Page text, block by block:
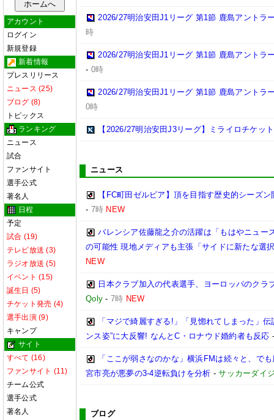
アカウント
ログイン
新規登録
新着情報
プレスリリース
ニュース (25)
ブログ (8)
トピックス
ランキング
ニュース
試合
ファンサイト
選手公式
著名人
日程
予定
試合 (19)
テレビ放送 (3)
ラジオ放送 (5)
イベント (15)
誕生日 (5)
チケット発売 (4)
選手出演 (9)
キャンプ
サイト
すべて (16)
ファンサイト (11)
チーム公式
選手公式
著名人
2026/27明治安田J1リーグ 第1節 鹿島アントラ
時
2026/27明治安田J1リーグ 第1節 鹿島アントラ
- 0時
2026/27明治安田J1リーグ 第1節 鹿島アントラ
0時
【2026/27明治安田J3リーグ】ミライロチケッ
ニュース
【FC町田ゼルビア】頂を目指す歴史的シーズ
- 7時 NEW
バレンシア佐藤龍之介の活躍は「もはやニュー
の可能性 現地メディアも主張「サイドに新たな選
NEW
日本クラブ加入の代表選手、ヨーロッパのク
Qoly - 7時 NEW
「マジで綺麗すぎる!」「見惚れてしまった」
ンス姿”に大反響! なんとC・ロナウド婚約者も反応
「ここが弱さなのかな」横浜FMは続々と、で
宮市亮が悪夢の3-4逆転負けを分析 -サッカーダイ
ブログ